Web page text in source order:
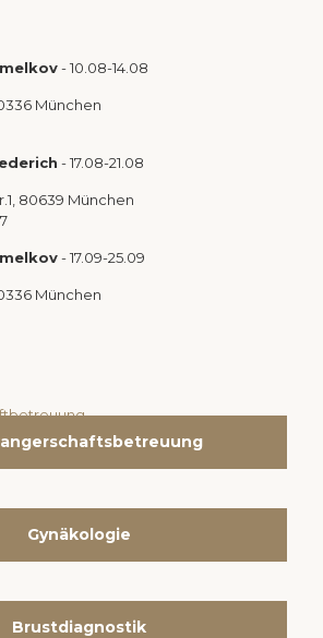
- 10.08-14.08
München
- 17.08-21.08
80639 München
- 17.09-25.09
München
Gynäkologie
Brustdiagnostik